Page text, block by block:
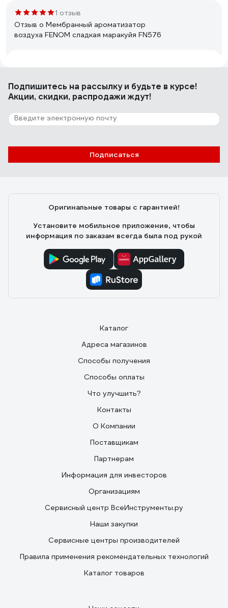
1 отзыв
Отзыв о Мембранный ароматизатор
воздуха FENOM сладкая маракуйя FN576
1 отзыв
Отзыв о Ароматизатор воздуха для
апельсин FN641
Пётр
24.03.2026
Подпишитесь на рассылкуи будьте в курсе!
Акции, скидки, распродажи ждут!
Подписаться
Оригинальные товары с гарантией!
Установите мобильное приложение, чтобы
информация по заказам всегда была под рукой
Каталог
Адреса магазинов
Способы получения
Способы оплаты
Что улучшить?
Контакты
О Компании
Поставщикам
Партнерам
Информация для инвесторов
Организациям
Сервисный центр ВсеИнструменты.ру
Наши закупки
Сервисные центры производителей
Правила применения рекомендательных технологий
Каталог товаров